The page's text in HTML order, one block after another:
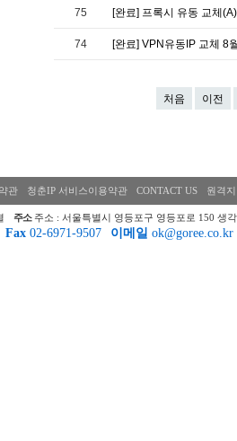
75 [완료] 프록시 유동 교체
74 [완료] VPN유동IP 교체 8
처음 이전
관 청춘IP 서비스이용약관 CONTACT US 원격
주소 주소 : 서울특별시 영등포구 영등포로 150 생
Fax 02-6971-9507 이메일 ok@goree.co.kr